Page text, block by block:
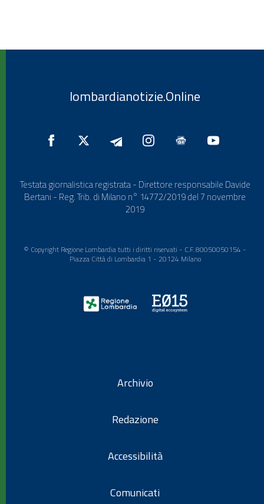
lombardianotizie.Online
Testata giornalistica registrata - Direttore responsabile Davide
Bertani - Reg. Trib. di Milano n° 14772/2019 del 7 novembre
2019
© Copyright Regione Lombardia tutti i diritti riservati - C.F. 80050050154 -
Piazza Città di Lombardia 1 - 20124 Milano
Archivio
Redazione
Accessibilità
Comunicati